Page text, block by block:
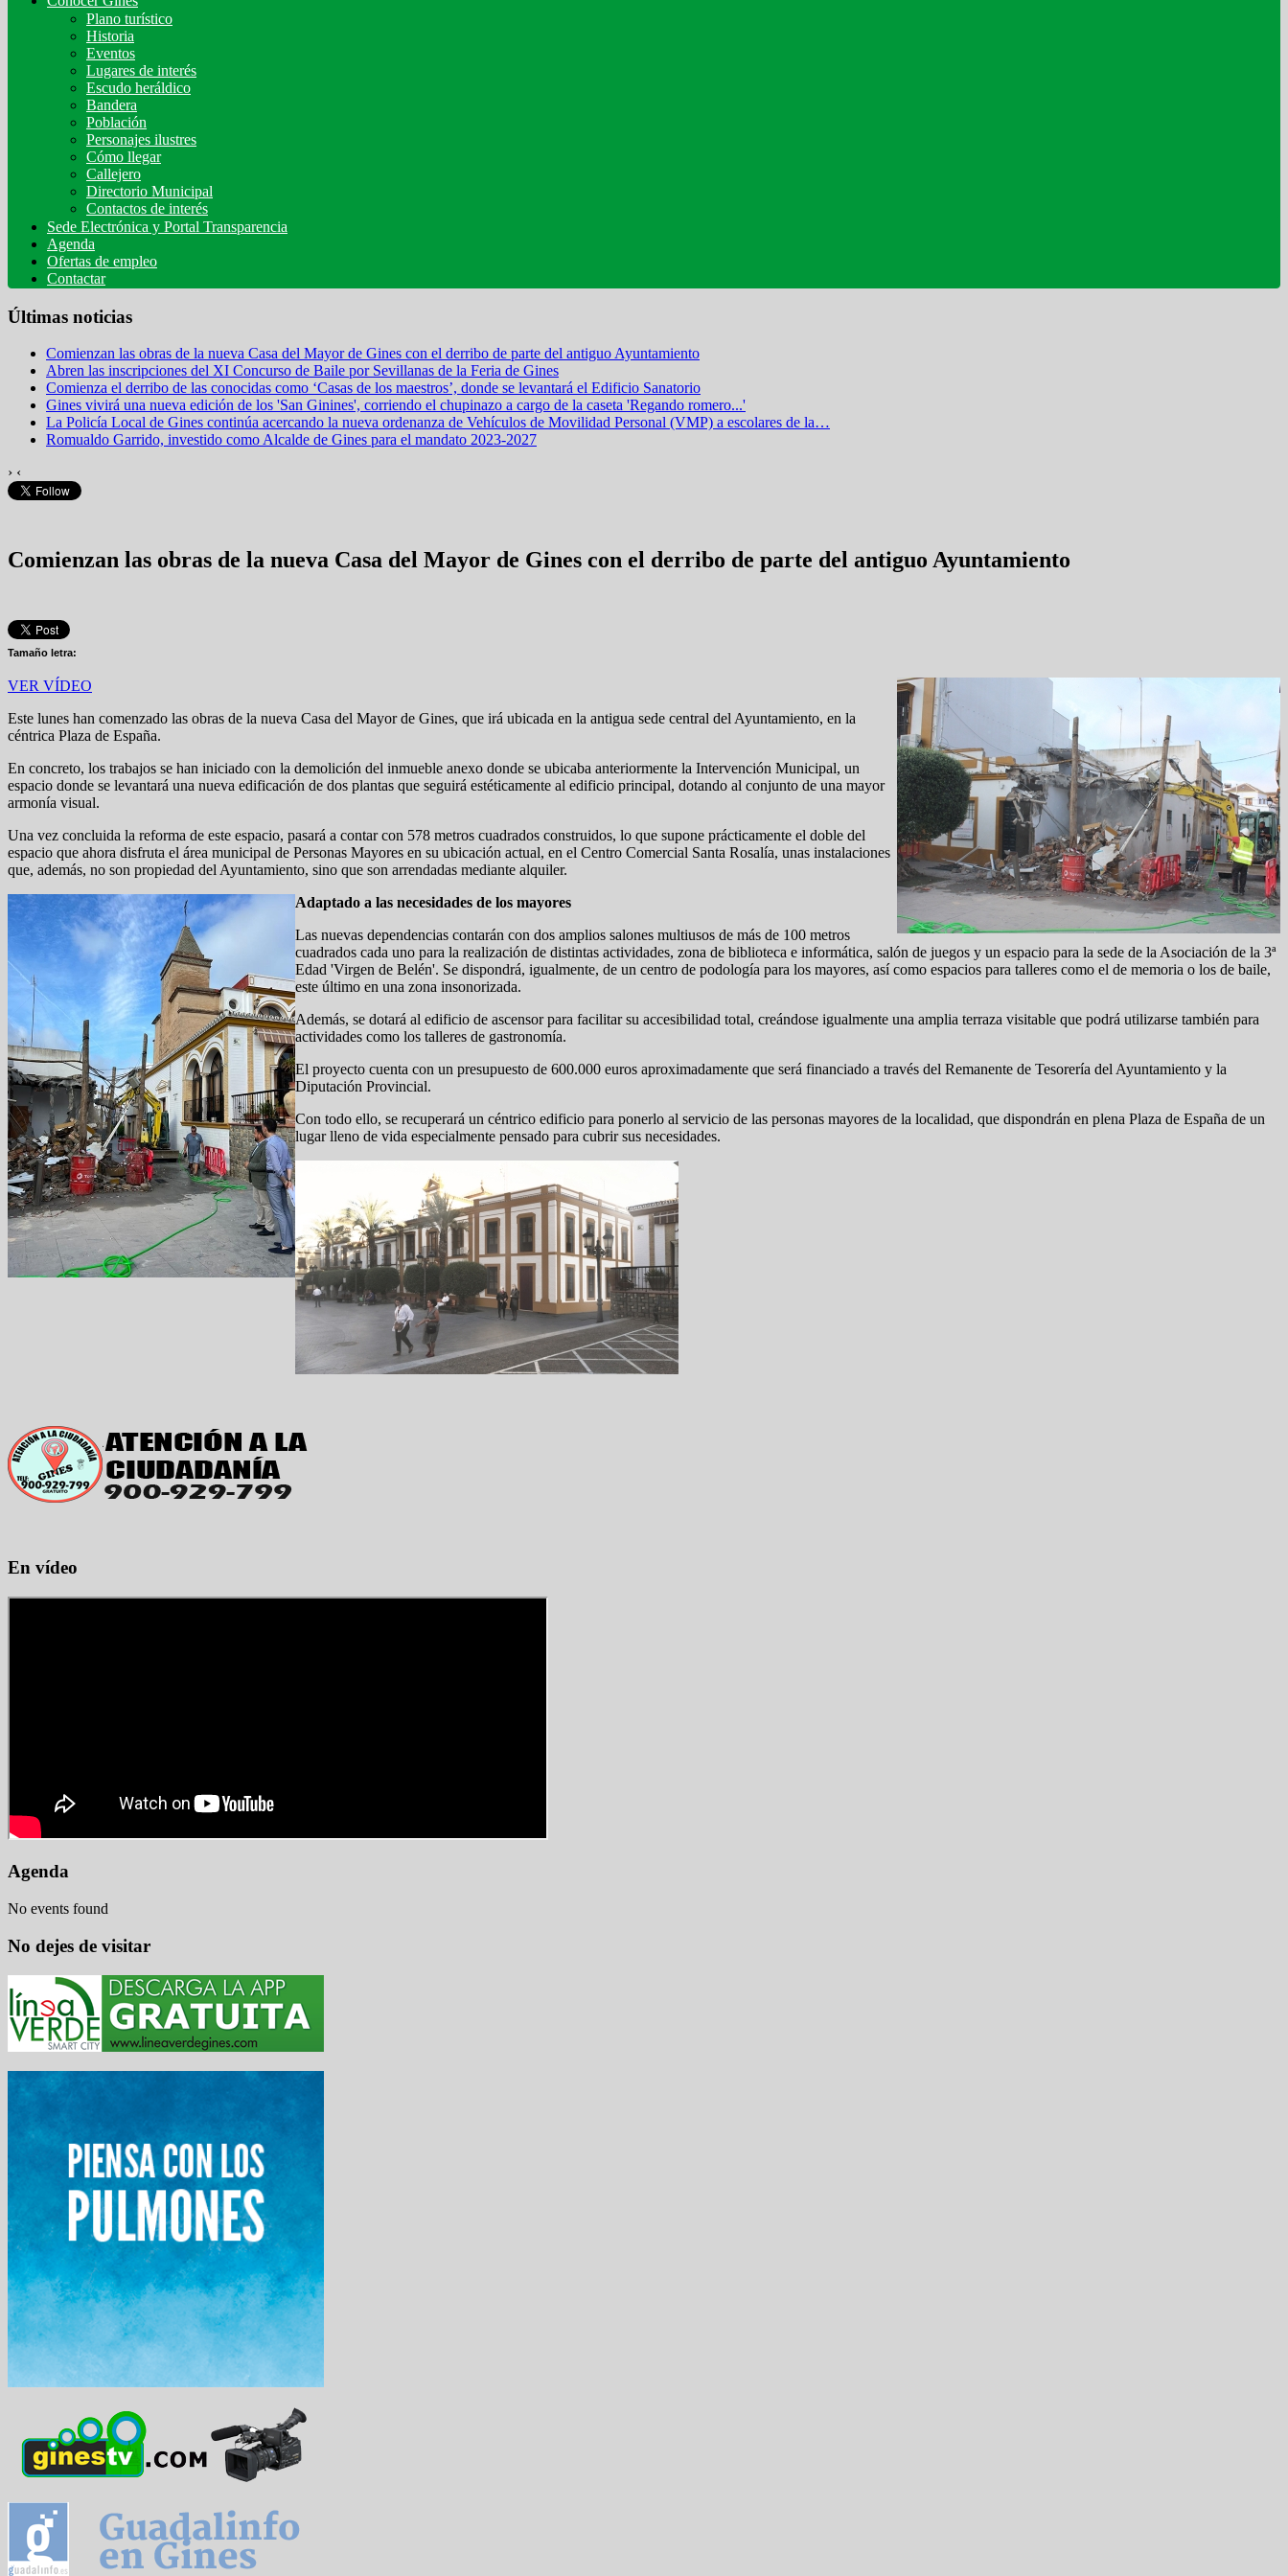
Plano turístico
Historia
Eventos
Lugares de interés
Escudo heráldico
Bandera
Población
Personajes ilustres
Cómo llegar
Callejero
Directorio Municipal
Contactos de interés
Sede Electrónica y Portal Transparencia
Agenda
Ofertas de empleo
Contactar
Últimas noticias
Comienzan las obras de la nueva Casa del Mayor de Gines con el derribo de parte del antiguo Ayuntamiento
Abren las inscripciones del XI Concurso de Baile por Sevillanas de la Feria de Gines
Comienza el derribo de las conocidas como ‘Casas de los maestros’, donde se levantará el Edificio Sanatorio
Gines vivirá una nueva edición de los 'San Ginines', corriendo el chupinazo a cargo de la caseta 'Regando romero...'
La Policía Local de Gines continúa acercando la nueva ordenanza de Vehículos de Movilidad Personal (VMP) a escolares de la…
Romualdo Garrido, investido como Alcalde de Gines para el mandato 2023-2027
› ‹
Comienzan las obras de la nueva Casa del Mayor de Gines con el derribo de parte del antiguo Ayuntamiento
Tamaño letra:
VER VÍDEO
Este lunes han comenzado las obras de la nueva Casa del Mayor de Gines, que irá ubicada en la antigua sede central del Ayuntamiento, en la
céntrica Plaza de España.
En concreto, los trabajos se han iniciado con la demolición del inmueble anexo donde se ubicaba anteriormente la Intervención Municipal, un
espacio donde se levantará una nueva edificación de dos plantas que seguirá estéticamente al edificio principal, dotando al conjunto de una mayor
armonía visual.
Una vez concluida la reforma de este espacio, pasará a contar con 578 metros cuadrados construidos, lo que supone prácticamente el doble del
espacio que ahora disfruta el área municipal de Personas Mayores en su ubicación actual, en el Centro Comercial Santa Rosalía, unas instalaciones
que, además, no son propiedad del Ayuntamiento, sino que son arrendadas mediante alquiler.
Adaptado a las necesidades de los mayores
Las nuevas dependencias contarán con dos amplios salones multiusos de más de 100 metros
cuadrados cada uno para la realización de distintas actividades, zona de biblioteca e informática, salón de juegos y un espacio para la sede de la Asociación de la 3ª
Edad 'Virgen de Belén'. Se dispondrá, igualmente, de un centro de podología para los mayores, así como espacios para talleres como el de memoria o los de baile,
este último en una zona insonorizada.
Además, se dotará al edificio de ascensor para facilitar su accesibilidad total, creándose igualmente una amplia terraza visitable que podrá utilizarse también para
actividades como los talleres de gastronomía.
El proyecto cuenta con un presupuesto de 600.000 euros aproximadamente que será financiado a través del Remanente de Tesorería del Ayuntamiento y la
Diputación Provincial.
Con todo ello, se recuperará un céntrico edificio para ponerlo al servicio de las personas mayores de la localidad, que dispondrán en plena Plaza de España de un
lugar lleno de vida especialmente pensado para cubrir sus necesidades.
En vídeo
Agenda
No events found
No dejes de visitar